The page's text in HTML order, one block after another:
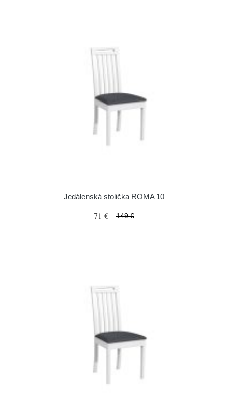
Jedálenská stolička ROMA 10
71 € 149 €